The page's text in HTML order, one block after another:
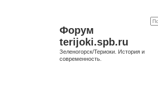
Форум
terijoki.spb.ru
Зеленогорск/Териоки. История и
современность.